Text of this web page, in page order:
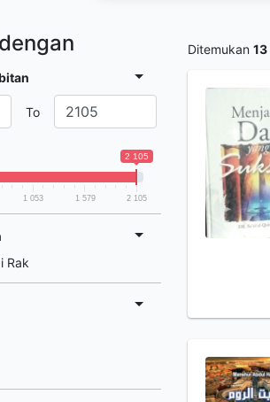
To
2 105
1 053 1 579 2 105
Rak
Ditemukan 13